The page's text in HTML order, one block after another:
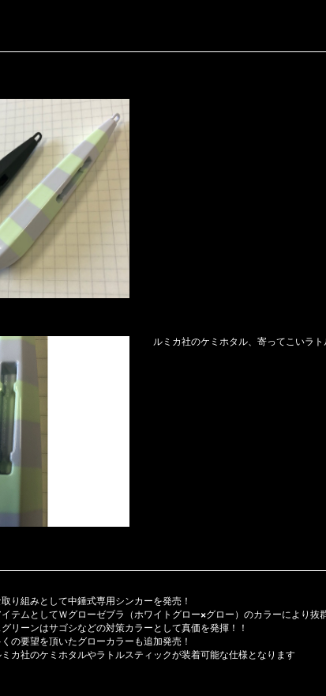
ルミカ社のケミホタル、寄ってこいラ
り組みとして中錘式専用シンカーを発売！
テムとしてＷグローゼブラ（ホワイトグロー×グロー）のカラーにより抜
リーンはサゴシなどの対策カラーとして真価を発揮！！
の要望を頂いたグローカラーも追加発売！
カ社のケミホタルやラトルスティックが装着可能な仕様となります